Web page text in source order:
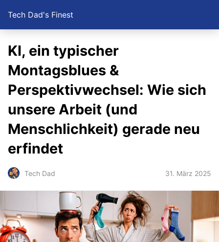
Tech Dad's Finest
KI, ein typischer
Montagsblues &
Perspektivwechsel: Wie sich
unsere Arbeit (und
Menschlichkeit) gerade neu
erfindet
Tech Dad 31. März 2025